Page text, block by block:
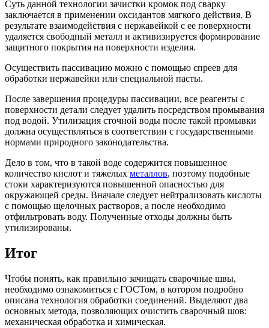
Суть данной технологии зачистки кромок под сварку
заключается в применении оксидантов мягкого действия. В
результате взаимодействия с нержавейкой с ее поверхности
удаляется свободный металл и активизируется формирование
защитного покрытия на поверхности изделия.
Осуществить пассивацию можно с помощью спреев для
обработки нержавейки или специальной пасты.
После завершения процедуры пассивации, все реагенты с
поверхности детали следует удалить посредством промывания
под водой. Утилизация сточной воды после такой промывки
должна осуществляться в соответствии с государственными
нормами природного законодательства.
Дело в том, что в такой воде содержится повышенное
количество кислот и тяжелых металлов, поэтому подобные
стоки характеризуются повышенной опасностью для
окружающей среды. Вначале следует нейтрализовать кислоты
с помощью щелочных растворов, а после необходимо
отфильтровать воду. Полученные отходы должны быть
утилизированы.
Итог
Чтобы понять, как правильно зачищать сварочные швы,
необходимо ознакомиться с ГОСТом, в котором подробно
описана технология обработки соединений. Выделяют два
основных метода, позволяющих очистить сварочный шов:
механическая обработка и химическая.